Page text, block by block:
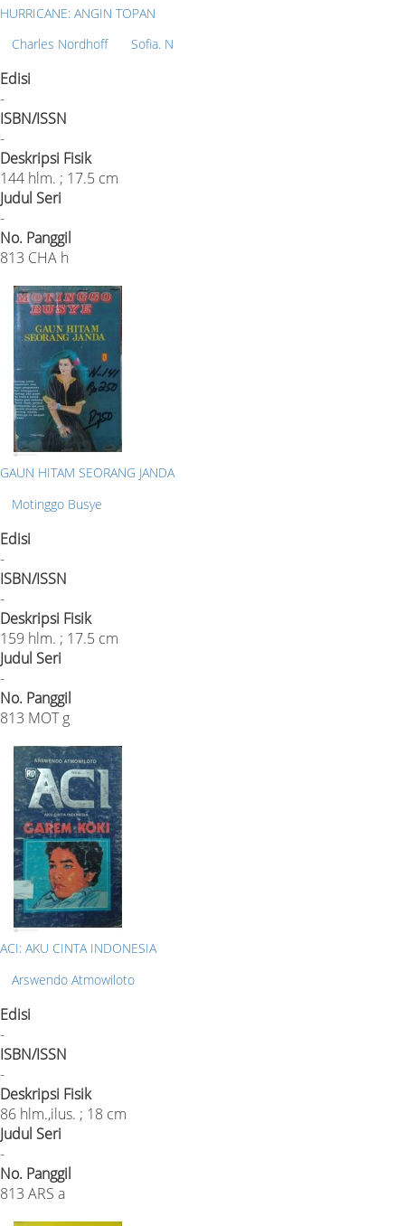
HURRICANE: ANGIN TOPAN
Charles Nordhoff
Sofia. N
Edisi
-
ISBN/ISSN
-
Deskripsi Fisik
144 hlm. ; 17.5 cm
Judul Seri
-
No. Panggil
813 CHA h
GAUN HITAM SEORANG JANDA
Motinggo Busye
Edisi
-
ISBN/ISSN
-
Deskripsi Fisik
159 hlm. ; 17.5 cm
Judul Seri
-
No. Panggil
813 MOT g
ACI: AKU CINTA INDONESIA
Arswendo Atmowiloto
Edisi
-
ISBN/ISSN
-
Deskripsi Fisik
86 hlm.,ilus. ; 18 cm
Judul Seri
-
No. Panggil
813 ARS a